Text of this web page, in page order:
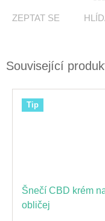
ZEPTAT SE
Související
Tip
Šnečí CBD krém
obličej